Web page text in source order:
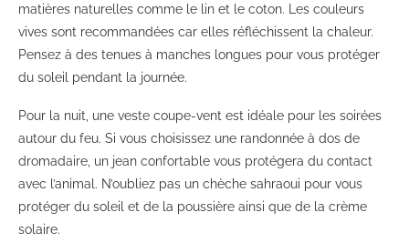
matières naturelles comme le lin et le coton. Les couleurs
vives sont recommandées car elles réfléchissent la chaleur.
Pensez à des tenues à manches longues pour vous protéger
du soleil pendant la journée.
Pour la nuit, une veste coupe-vent est idéale pour les soirées
autour du feu. Si vous choisissez une randonnée à dos de
dromadaire, un jean confortable vous protégera du contact
avec l’animal. N’oubliez pas un chèche sahraoui pour vous
protéger du soleil et de la poussière ainsi que de la crème
solaire.